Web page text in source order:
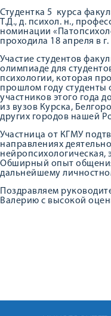
Студентка 5 курса
Т.Д., д. психол. н.,
номинации
проходила 18 апреля в
Участие студентов
олимпиаде для
психологии, которая
прошлом году студенты
участников этого года
из вузов Курска,
других городов нашей
Участница от КГМУ
направлениях
нейропсихологическая,
Обширный опыт общения
дальнейшему
Поздравляем
Валерию с высокой